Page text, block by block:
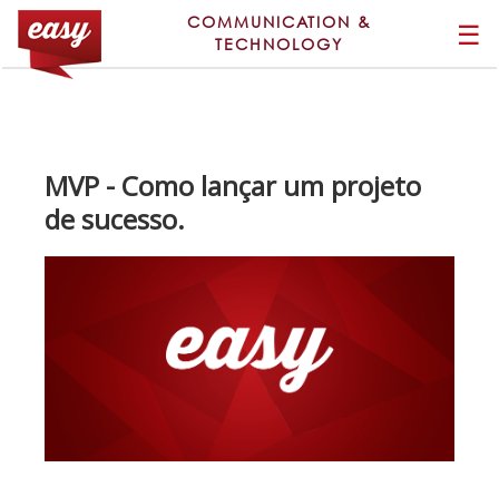
COMMUNICATION &
TECHNOLOGY
☰
MVP - Como lançar um projeto
de sucesso.